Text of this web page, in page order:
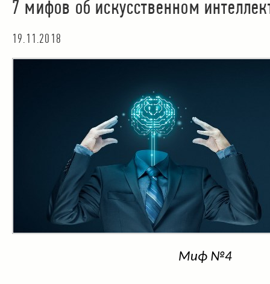
7 мифов об искусственном
19.11.2018
Миф №4